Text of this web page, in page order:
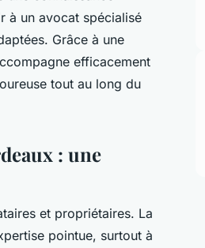
à un avocat spécialisé
Grâce à une
efficacement
tout au long du
: une
et propriétaires. La
pointue, surtout à